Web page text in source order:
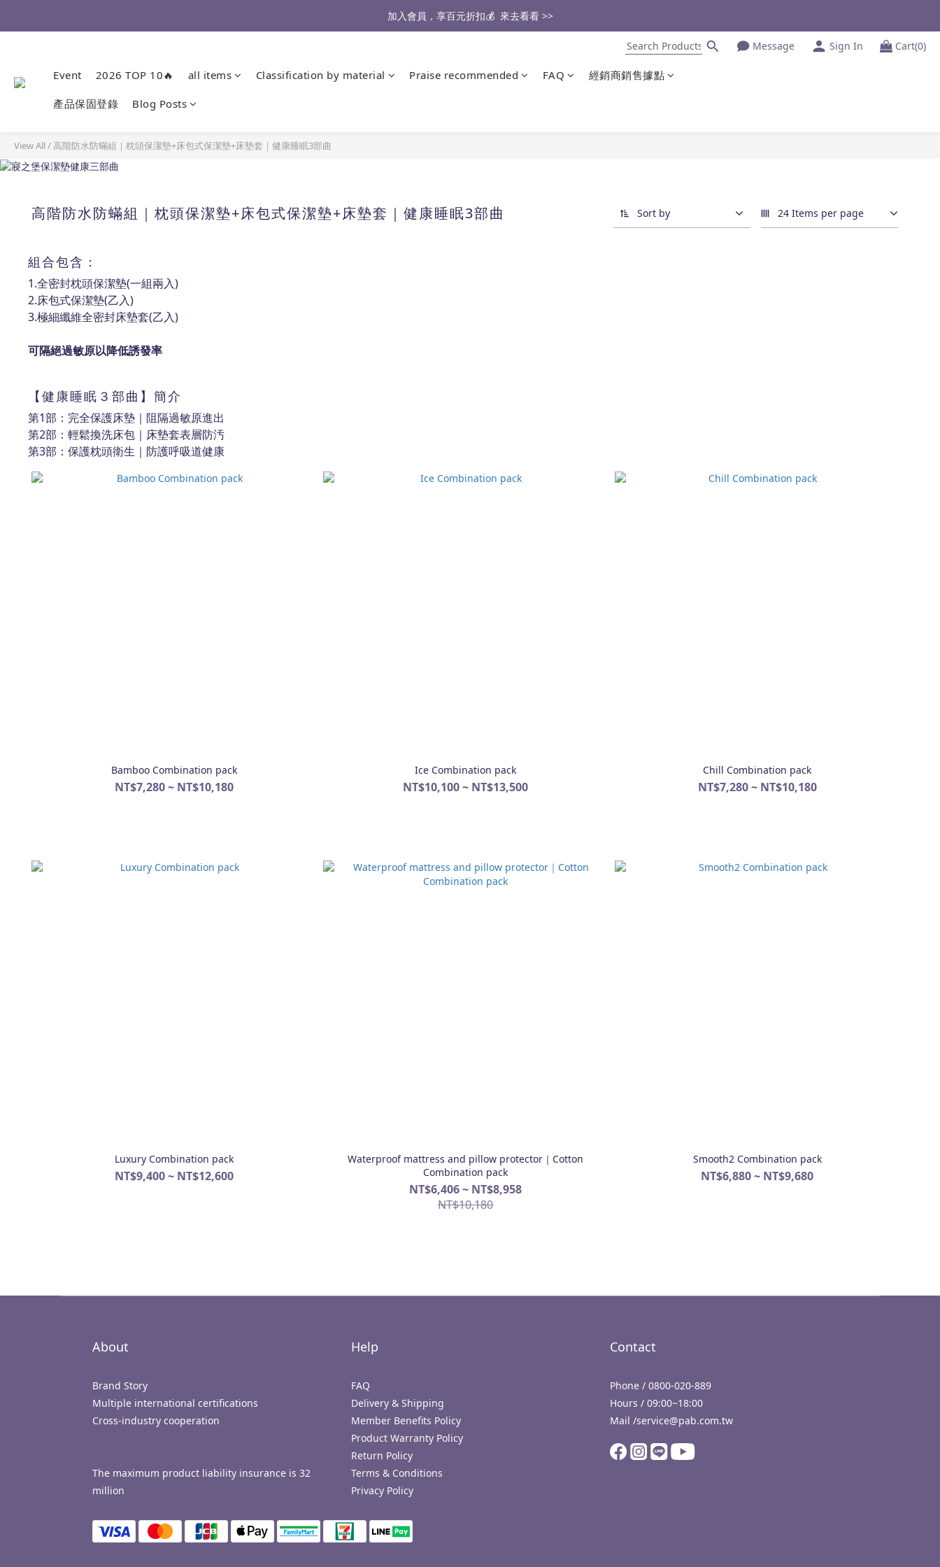
醫生也推薦的專業保潔墊，來去看看 >>
加入會員，享百元折扣💰  來去看看 >>
醫生也推薦的專業保潔墊，來去看看 >>
Message Sign In Cart(0)
Event 2026 TOP 10🔥 all items Classification by material Praise recommended FAQ 經銷商銷售據點
產品保固登錄 Blog Posts
View All/高階防水防蟎組｜枕頭保潔墊+床包式保潔墊+床墊套｜健康睡眠3部曲
高階防水防蟎組｜枕頭保潔墊+床包式保潔墊+床墊套｜健康睡眠3部曲 Sort by 24 Items per page
組合包含：
1.全密封枕頭保潔墊(一組兩入)
2.床包式保潔墊(乙入)
3.極細纖維全密封床墊套(乙入)
可隔絕過敏原以降低誘發率
【健康睡眠３部曲】簡介
第1部：完全保護床墊｜阻隔過敏原進出
第2部：輕鬆換洗床包｜床墊套表層防汚
第3部：保護枕頭衛生｜防護呼吸道健康
Bamboo Combination pack
NT$7,280 ~ NT$10,180
Ice Combination pack
NT$10,100 ~ NT$13,500
Chill Combination pack
NT$7,280 ~ NT$10,180
Luxury Combination pack
NT$9,400 ~ NT$12,600
Waterproof mattress and pillow protector｜Cotton
Combination pack
NT$6,406 ~ NT$8,958
NT$10,180
Smooth2 Combination pack
NT$6,880 ~ NT$9,680
About
Brand Story
Multiple international certifications
Cross-industry cooperation
The maximum product liability insurance is 32
million
Help
FAQ
Delivery & Shipping
Member Benefits Policy
Product Warranty Policy
Return Policy
Terms & Conditions
Privacy Policy
Contact
Phone / 0800-020-889
Hours / 09:00~18:00
Mail /service@pab.com.tw